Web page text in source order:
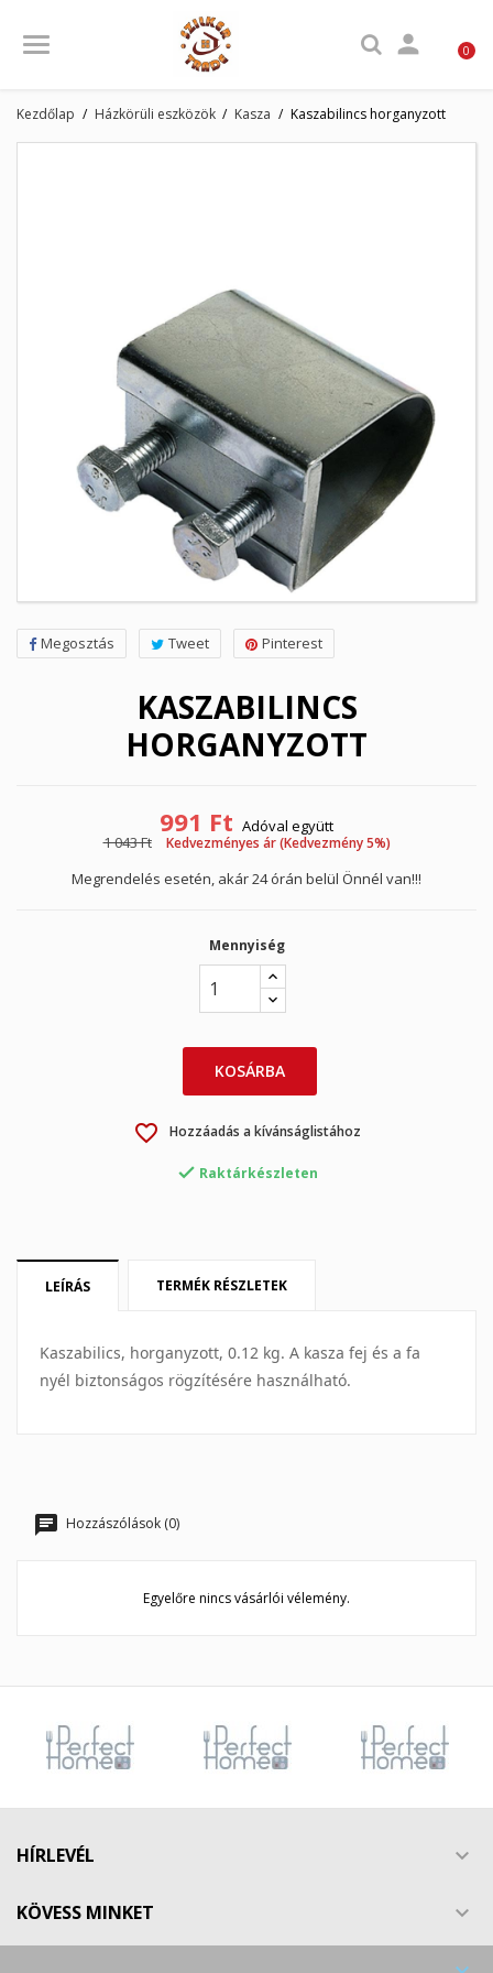
 0
Kezdőlap Házkörüli eszközök Kasza Kaszabilincs horganyzott
Megosztás Tweet Pinterest
KASZABILINCS
HORGANYZOTT
991 Ft Adóval együtt
1 043 Ft
Kedvezményes ár (Kedvezmény 5%)
Megrendelés esetén, akár 24 órán belül Önnél van!!!
Mennyiség
KOSÁRBA
favorite_border Hozzáadás a kívánságlistához
 Raktárkészleten
LEÍRÁS TERMÉK RÉSZLETEK
Kaszabilics, horganyzott, 0.12 kg. A kasza fej és a fa
nyél biztonságos rögzítésére használható.
Hozzászólások (0)
Egyelőre nincs vásárlói vélemény.
HÍRLEVÉL 
KÖVESS MINKET 
My wishlists
Create new list
Kívánságlista neve
Be kell jelentkezned a termékek kívánságlistába történő